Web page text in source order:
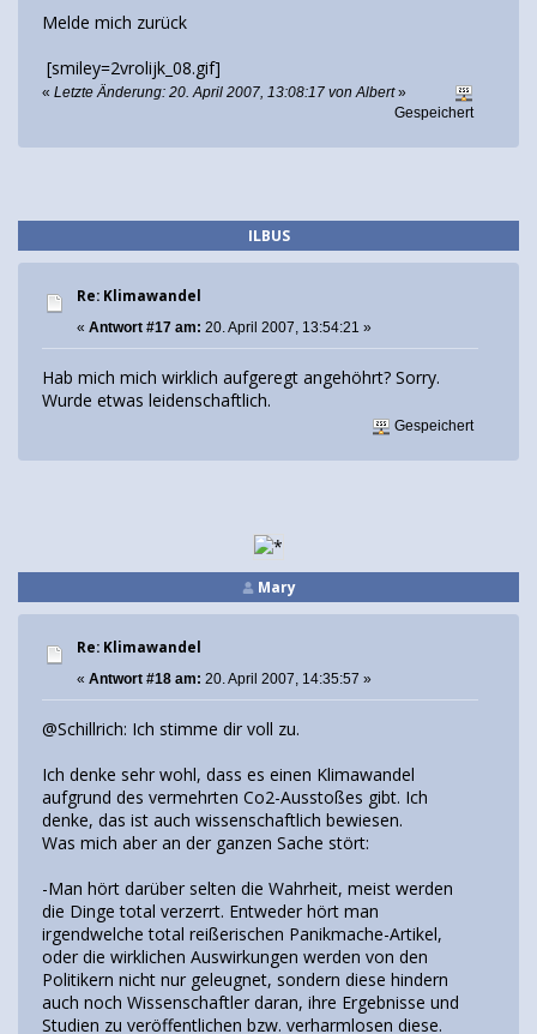
Melde mich zurück
[smiley=2vrolijk_08.gif]
« Letzte Änderung: 20. April 2007, 13:08:17 von Albert»
Gespeichert
ILBUS
Re: Klimawandel
« Antwort #17 am: 20. April 2007, 13:54:21 »
Hab mich mich wirklich aufgeregt angehöhrt? Sorry.
Wurde etwas leidenschaftlich.
Gespeichert
Mary
Re: Klimawandel
« Antwort #18 am: 20. April 2007, 14:35:57 »
@Schillrich: Ich stimme dir voll zu.
Ich denke sehr wohl, dass es einen Klimawandel
aufgrund des vermehrten Co2-Ausstoßes gibt. Ich
denke, das ist auch wissenschaftlich bewiesen.
Was mich aber an der ganzen Sache stört:
-Man hört darüber selten die Wahrheit, meist werden
die Dinge total verzerrt. Entweder hört man
irgendwelche total reißerischen Panikmache-Artikel,
oder die wirklichen Auswirkungen werden von den
Politikern nicht nur geleugnet, sondern diese hindern
auch noch Wissenschaftler daran, ihre Ergebnisse und
Studien zu veröffentlichen bzw. verharmlosen diese.